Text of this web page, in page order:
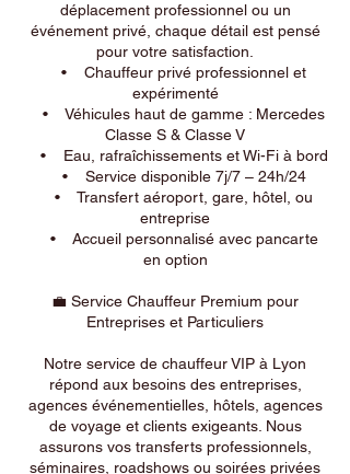
déplacement professionnel ou un
événement privé, chaque détail est pensé
pour votre satisfaction.
• Chauffeur privé professionnel et
expérimenté
• Véhicules haut de gamme : Mercedes
Classe S & Classe V
• Eau, rafraîchissements et Wi-Fi à bord
• Service disponible 7j/7 – 24h/24
• Transfert aéroport, gare, hôtel, ou
entreprise
• Accueil personnalisé avec pancarte
en option
💼 Service Chauffeur Premium pour
Entreprises et Particuliers
Notre service de chauffeur VIP à Lyon
répond aux besoins des entreprises,
agences événementielles, hôtels, agences
de voyage et clients exigeants. Nous
assurons vos transferts professionnels,
séminaires, roadshows ou soirées privées